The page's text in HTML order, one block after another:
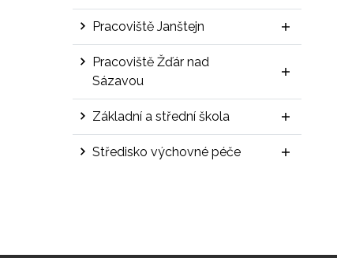
Pracoviště Janštejn
Pracoviště Žďár nad
Sázavou
Základní a střední škola
Středisko výchovné péče